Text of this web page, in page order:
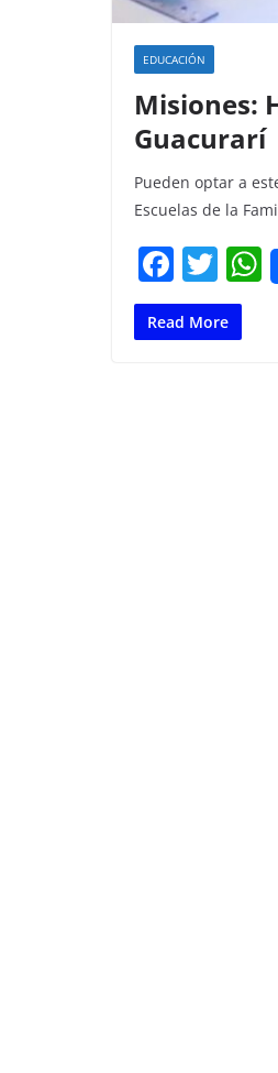
EDUCACIÓN
Misiones:
Guacurarí
Pueden optar a
Escuelas de la
F
a
c
T
w
itt
Read More